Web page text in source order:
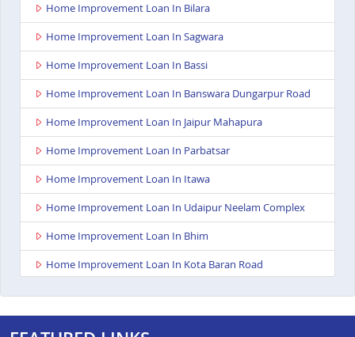
Home Improvement Loan In Bilara
Home Improvement Loan In Sagwara
Home Improvement Loan In Bassi
Home Improvement Loan In Banswara Dungarpur Road
Home Improvement Loan In Jaipur Mahapura
Home Improvement Loan In Parbatsar
Home Improvement Loan In Itawa
Home Improvement Loan In Udaipur Neelam Complex
Home Improvement Loan In Bhim
Home Improvement Loan In Kota Baran Road